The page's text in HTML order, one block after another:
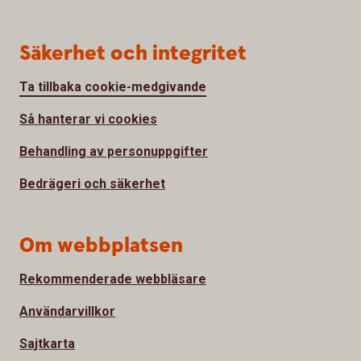
Säkerhet och integritet
Ta tillbaka cookie-medgivande
Så hanterar vi cookies
Behandling av personuppgifter
Bedrägeri och säkerhet
Om webbplatsen
Rekommenderade webbläsare
Användarvillkor
Sajtkarta